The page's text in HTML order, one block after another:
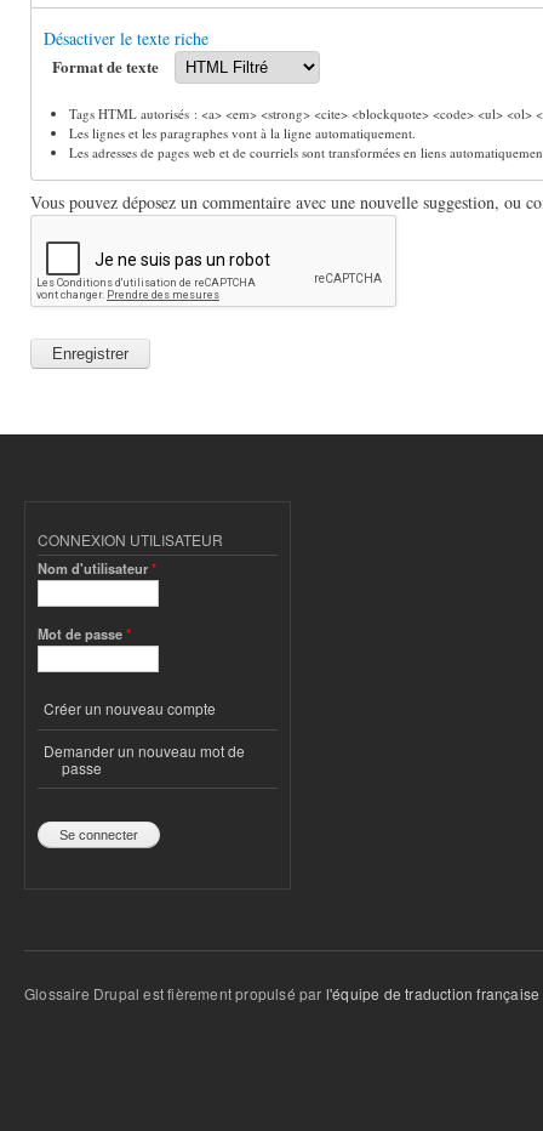
Désactiver le texte riche
Format de texte
Tags HTML autorisés : <a> <em> <strong> <cite> <blockquote> <code> <ul>
Les lignes et les paragraphes vont à la ligne automatiquement.
Les adresses de pages web et de courriels sont transformées en liens
Vous pouvez déposez un commentaire avec une nouvelle suggestion, ou
CONNEXION UTILISATEUR
Nom d'utilisateur*
Mot de passe*
Créer un nouveau compte
Demander un nouveau mot de
passe
Glossaire Drupal est fièrement propulsé par l'équipe de traduction française